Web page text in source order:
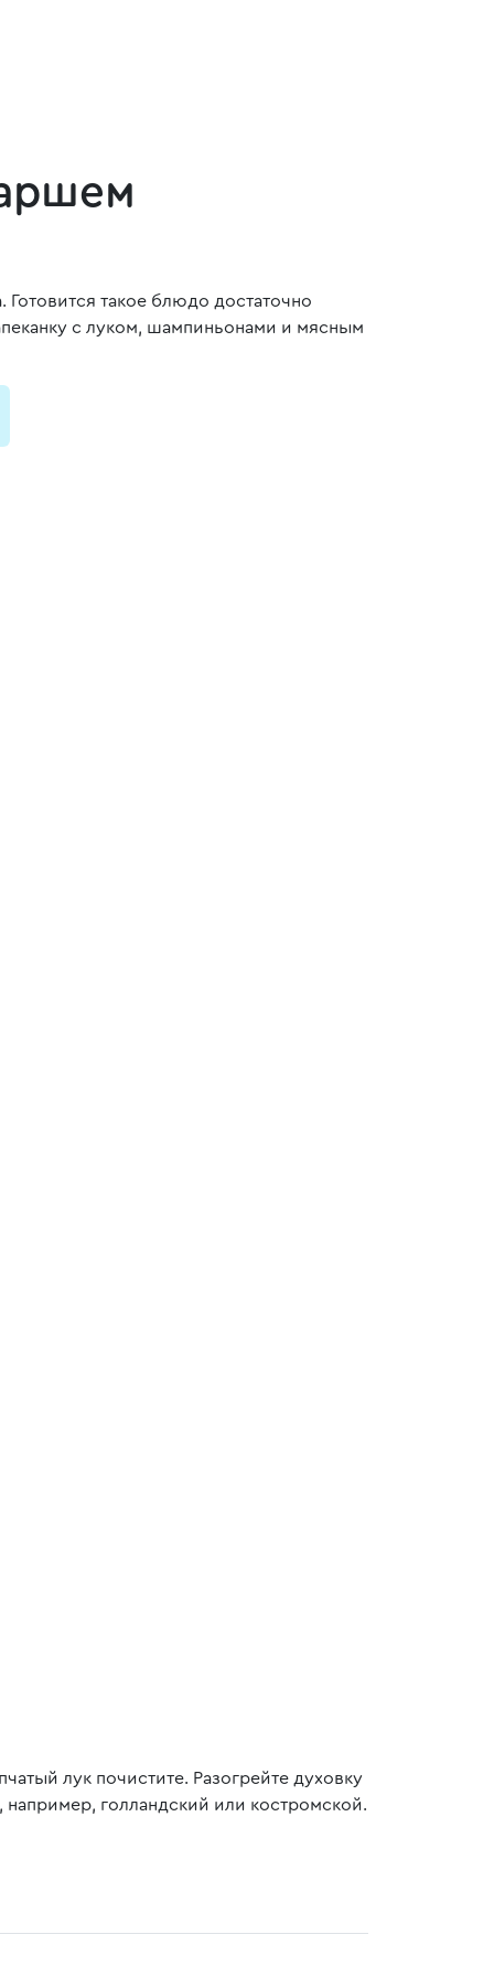
такое блюдо достаточно
с луком, шампиньонами и мясным
лук почистите. Разогрейте духовку
голландский или костромской.